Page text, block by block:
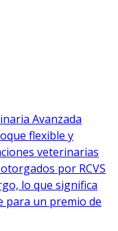
Avanzada
flexible y
veterinarias
por RCVS
lo que significa
para un premio de